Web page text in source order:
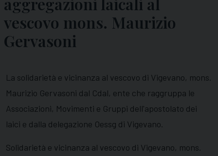
vescovo mons. Maurizio
Gervasoni
La solidarietà e vicinanza al vescovo di Vigevano, mons.
Maurizio Gervasoni dal Cdal, ente che raggruppa le
Associazioni, Movimenti e Gruppi dell'apostolato dei
laici e dalla delegazione Oessg di Vigevano.
Solidarietà e vicinanza al vescovo di Vigevano, mons.